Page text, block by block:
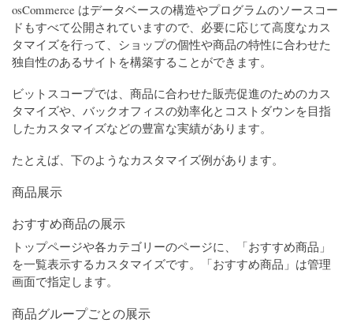
osCommerce はデータベースの構造やプログラムのソースコー
ドもすべて公開されていますので、必要に応じて高度なカス
タマイズを行って、ショップの個性や商品の特性に合わせた
独自性のあるサイトを構築することができます。
ビットスコープでは、商品に合わせた販売促進のためのカス
タマイズや、バックオフィスの効率化とコストダウンを目指
したカスタマイズなどの豊富な実績があります。
たとえば、下のようなカスタマイズ例があります。
商品展示
おすすめ商品の展示
トップページや各カテゴリーのページに、「おすすめ商品」
を一覧表示するカスタマイズです。「おすすめ商品」は管理
画面で指定します。
商品グループごとの展示